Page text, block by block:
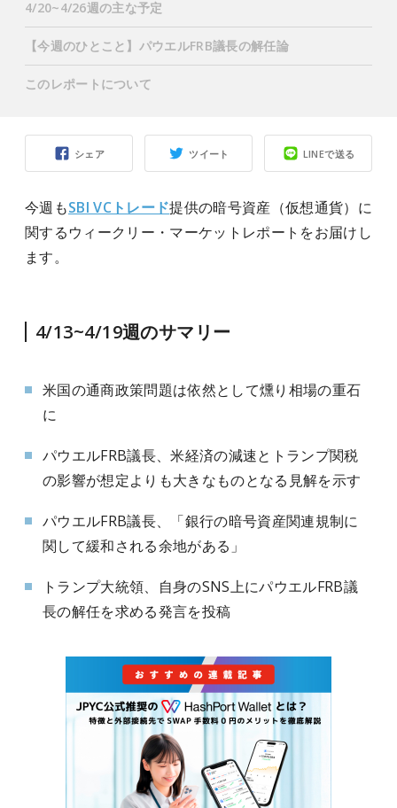
シェア ツイート LINEで送る
今週もSBI VCトレード提供の暗号資産（仮想通貨）に
関するウィークリー・マーケットレポートをお届けし
ます。
4/13~4/19週のサマリー
米国の通商政策問題は依然として燻り相場の重石
に
パウエルFRB議長、米経済の減速とトランプ関税
の影響が想定よりも大きなものとなる見解を示す
パウエルFRB議長、「銀行の暗号資産関連規制に
関して緩和される余地がある」
トランプ大統領、自身のSNS上にパウエルFRB議
長の解任を求める発言を投稿
4/20~4/26週の主な予定
【今週のひとこと】パウエルFRB議長の解任論
このレポートについて